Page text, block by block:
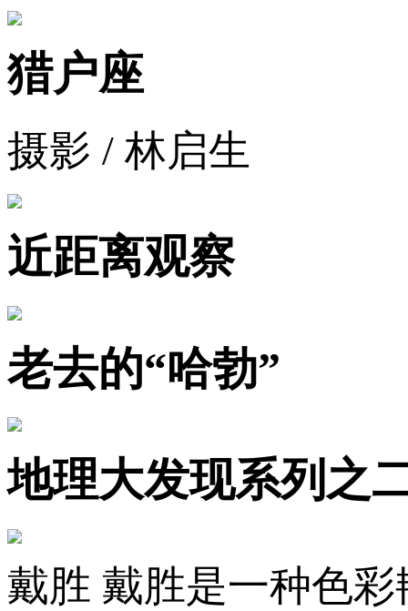
猎户座
摄影 / 林启生
近距离观察
老去的“哈勃”
地理大发现系列之
戴胜 戴胜是一种色